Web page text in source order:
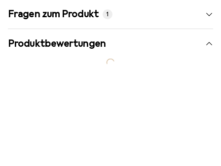
Fragen zum Produkt 1
Produktbewertungen